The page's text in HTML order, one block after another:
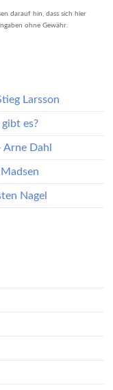
darauf hin, dass sich hier
ohne Gewähr.
Larsson
es?
Arne Dahl
Nagel